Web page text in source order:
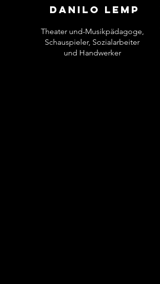
Roman Wegmann
TESTESTTEST
Danilo Lemp
Theater und-Musikpädagoge,
Schauspieler, Sozialarbeiter
und Handwerker